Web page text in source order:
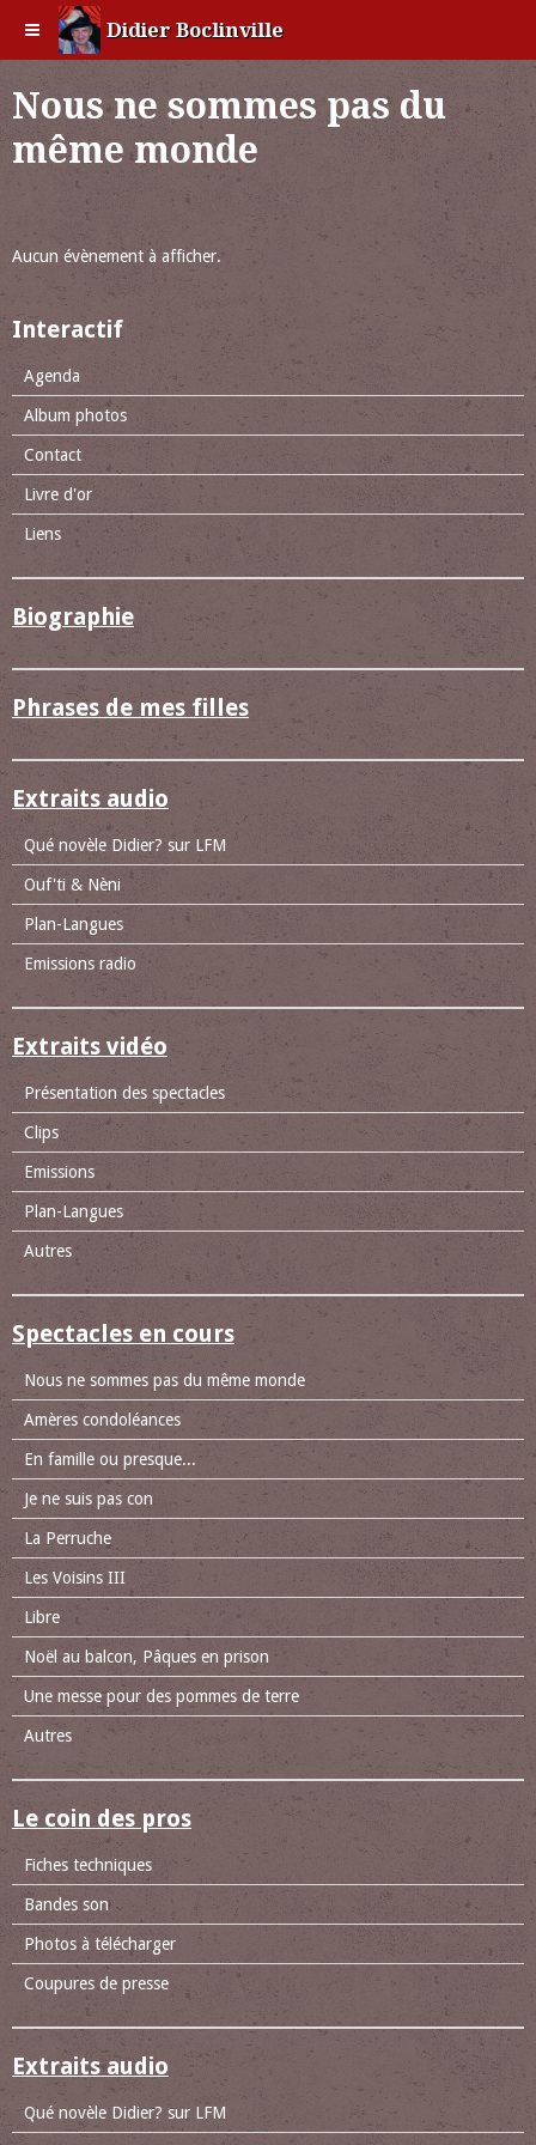
Didier Boclinville
Nous ne sommes pas du
même monde
Aucun évènement à afficher.
Interactif
Agenda
Album photos
Contact
Livre d'or
Liens
Biographie
Phrases de mes filles
Extraits audio
Qué novèle Didier? sur LFM
Ouf'ti & Nèni
Plan-Langues
Emissions radio
Extraits vidéo
Présentation des spectacles
Clips
Emissions
Plan-Langues
Autres
Spectacles en cours
Nous ne sommes pas du même monde
Amères condoléances
En famille ou presque...
Je ne suis pas con
La Perruche
Les Voisins III
Libre
Noël au balcon, Pâques en prison
Une messe pour des pommes de terre
Autres
Le coin des pros
Fiches techniques
Bandes son
Photos à télécharger
Coupures de presse
Extraits audio
Qué novèle Didier? sur LFM